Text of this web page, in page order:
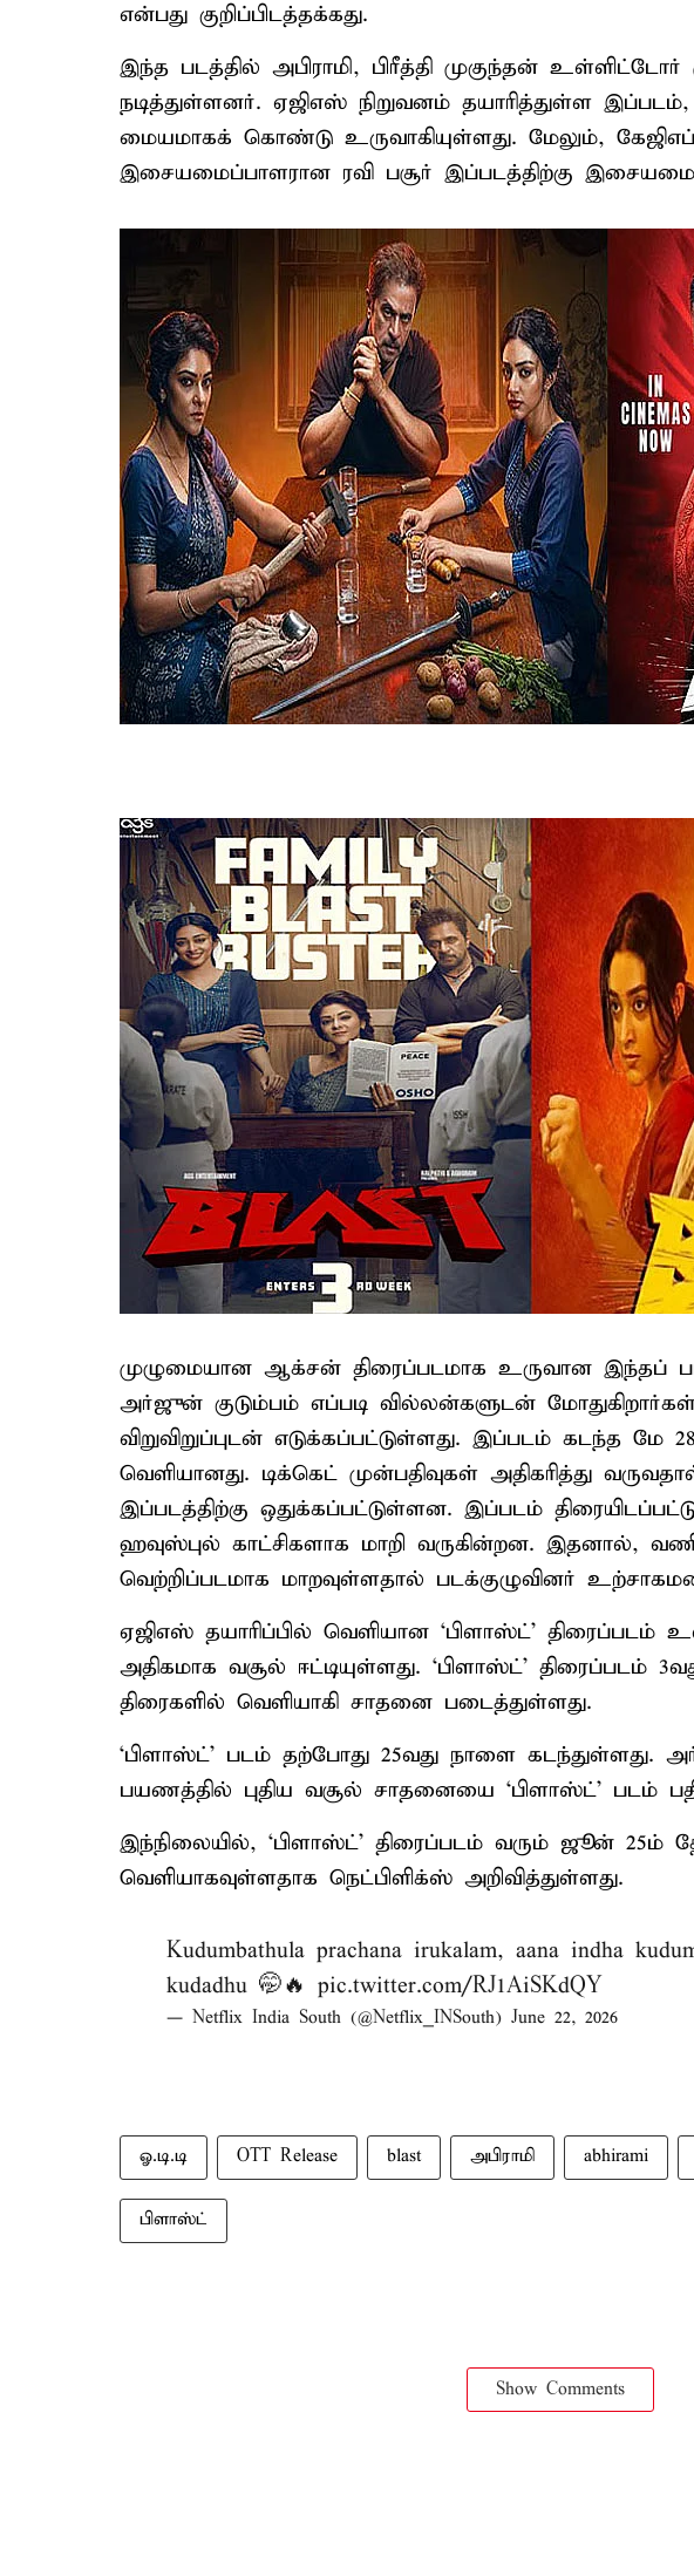
என்பது குறிப்பிடத்தக்கது.
இந்த படத்தில் அபிராமி, பிரீத்தி முகுந்தன் உள்ளிட்டோர்
நடித்துள்ளனர். ஏஜிஎஸ் நிறுவனம் தயாரித்துள்ள
மையமாகக் கொண்டு உருவாகியுள்ளது. மேலும்,
இசையமைப்பாளரான ரவி பசூர் இப்படத்திற்கு
முழுமையான ஆக்சன் திரைப்படமாக உருவான இந்தப்
அர்ஜுன் குடும்பம் எப்படி வில்லன்களுடன்
விறுவிறுப்புடன் எடுக்கப்பட்டுள்ளது. இப்படம் கடந்த மே
வெளியானது. டிக்கெட் முன்பதிவுகள் அதிகரித்து
இப்படத்திற்கு ஒதுக்கப்பட்டுள்ளன. இப்படம்
ஹவுஸ்புல் காட்சிகளாக மாறி வருகின்றன. இதனால்,
வெற்றிப்படமாக மாறவுள்ளதால் படக்குழுவினர்
ஏஜிஎஸ் தயாரிப்பில் வெளியான ‘பிளாஸ்ட்’ திரைப்படம்
அதிகமாக வசூல் ஈட்டியுள்ளது. ‘பிளாஸ்ட்’ திரைப்படம்
திரைகளில் வெளியாகி சாதனை படைத்துள்ளது.
‘பிளாஸ்ட்’ படம் தற்போது 25வது நாளை கடந்துள்ளது.
பயணத்தில் புதிய வசூல் சாதனையை ‘பிளாஸ்ட்’ படம்
இந்நிலையில், ‘பிளாஸ்ட்’ திரைப்படம் வரும் ஜூன் 25ம்
வெளியாகவுள்ளதாக நெட்பிளிக்ஸ் அறிவித்துள்ளது.
Kudumbathula prachana irukalam, aana indha
kudadhu 🤭🔥 pic.twitter.com/RJ1AiSKdQY
— Netflix India South (@Netflix_INSouth) June 22, 2026
ஓ.டி.டி OTT Release blast அபிராமி abhirami
பிளாஸ்ட்
Show Comments